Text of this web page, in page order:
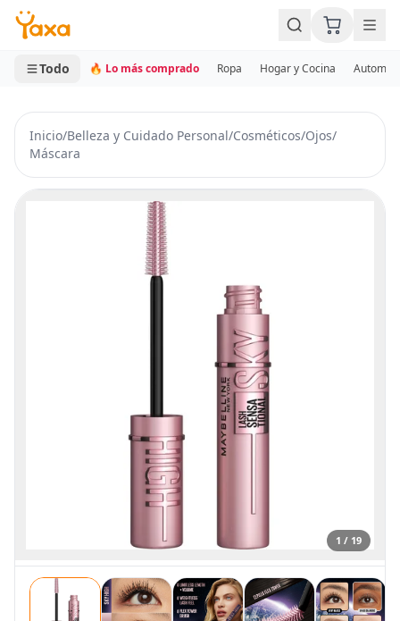
MINI CARRITO
0 productos
Todo 🔥 Lo más comprado Ropa Hogar y Cocina
Inicio/Belleza y Cuidado Personal/Cosméticos/Ojos/
Máscara
1 / 19